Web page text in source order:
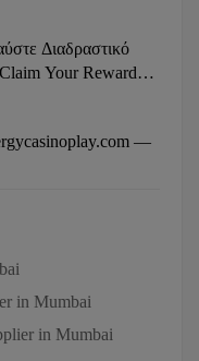
Διαδραστικό
—
in Mumbai
in Mumbai